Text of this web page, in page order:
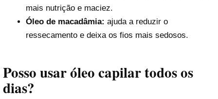
mais nutrição e maciez.
Óleo de macadâmia: ajuda a reduzir o
ressecamento e deixa os fios mais sedosos.
Posso usar óleo capilar todos os
dias?